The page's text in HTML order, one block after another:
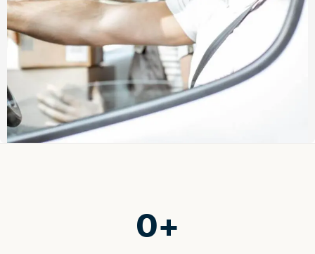
0+